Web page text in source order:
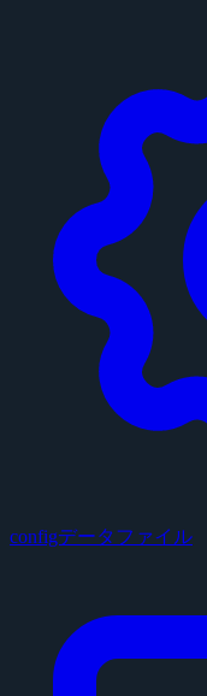
configデータファイル